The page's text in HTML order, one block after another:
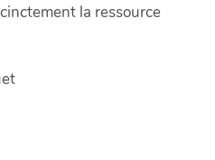
la ressource